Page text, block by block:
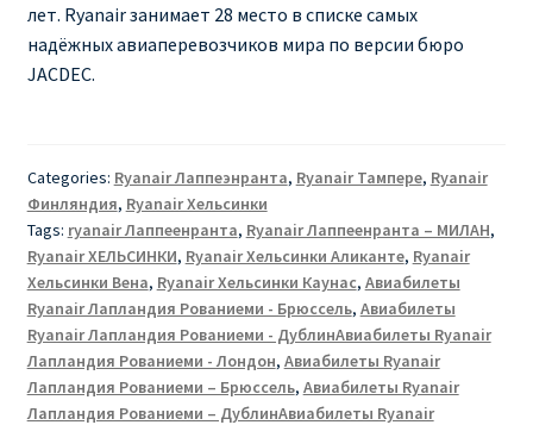
лет. Ryanair занимает 28 место в списке самых
надёжных авиаперевозчиков мира по версии бюро
JACDEC.
Categories: Ryanair Лаппеэнранта, Ryanair Тампере, Ryanair
Финляндия, Ryanair Хельсинки
Tags: ryanair Лаппеенранта, Ryanair Лаппеенранта – МИЛАН,
Ryanair ХЕЛЬСИНКИ, Ryanair Хельсинки Аликанте, Ryanair
Хельсинки Вена, Ryanair Хельсинки Каунас, Авиабилеты
Ryanair Лапландия Рованиеми - Брюссель, Авиабилеты
Ryanair Лапландия Рованиеми - ДублинАвиабилеты Ryanair
Лапландия Рованиеми - Лондон, Авиабилеты Ryanair
Лапландия Рованиеми – Брюссель, Авиабилеты Ryanair
Лапландия Рованиеми – ДублинАвиабилеты Ryanair